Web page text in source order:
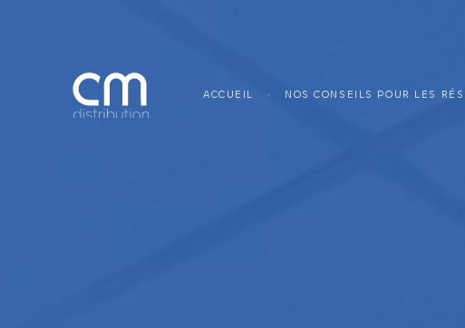
ACCUEIL NOS CONSEILS POUR LES